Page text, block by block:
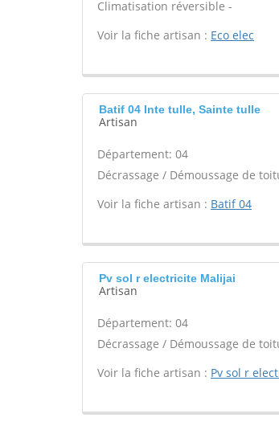
Climatisation réversible -
Voir la fiche artisan : Eco elec
Batif 04 Inte tulle, Sainte tulle
Artisan
Département: 04
Décrassage / Démoussage de
Voir la fiche artisan : Batif 04
Pv sol r electricite Malijai
Artisan
Département: 04
Décrassage / Démoussage de
Voir la fiche artisan : Pv sol r